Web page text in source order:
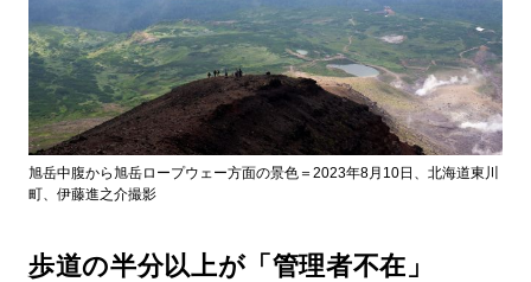
旭岳中腹から旭岳ロープウェー方面の景色＝2023年8月10日、北海道東川
町、伊藤進之介撮影
歩道の半分以上が「管理者不在」